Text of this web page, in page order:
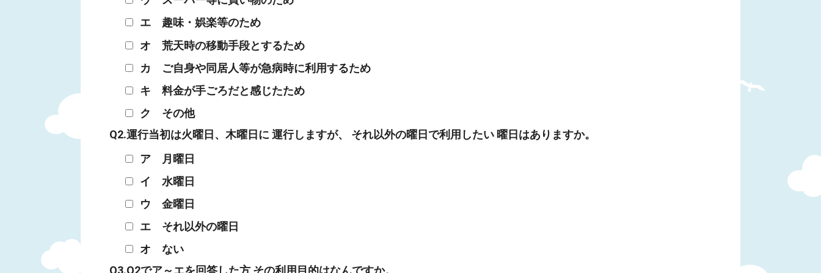
エ 趣味・娯楽等のため
オ 荒天時の移動手段とするため
カ ご自身や同居人等が急病時に利用するため
キ 料金が手ごろだと感じたため
ク その他
Q2.運行当初は火曜日、木曜日に 運行しますが、 それ以外の曜日で利用したい 曜日はありますか。
ア 月曜日
イ 水曜日
ウ 金曜日
エ それ以外の曜日
オ ない
Q3.Q2でア～エを回答した方 その利用目的はなんですか。